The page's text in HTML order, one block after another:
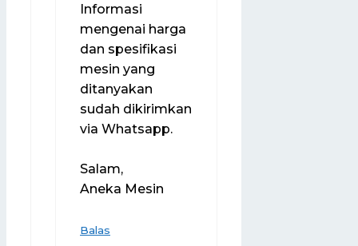
Informasi
mengenai harga
dan spesifikasi
mesin yang
ditanyakan
sudah dikirimkan
via Whatsapp.
Salam,
Aneka Mesin
Balas